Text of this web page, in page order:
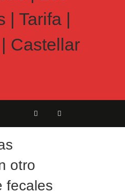
en San Roque
°C o más) Del domingo 9
agosto, todo el día
los últimos flecos de la
que ha afectado Pasada
otro
fecales